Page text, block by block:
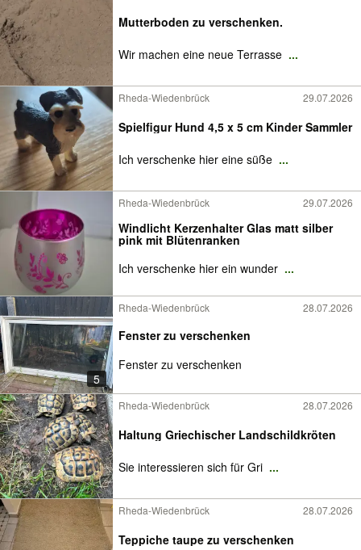
Mutterboden zu verschenken.
Wir machen eine neue Terrasse ...
Rheda-Wiedenbrück 29.07.2026
Spielfigur Hund 4,5 x 5 cm Kinder Sammler
Ich verschenke hier eine süße ...
Rheda-Wiedenbrück 29.07.2026
Windlicht Kerzenhalter Glas matt silber
pink mit Blütenranken
Ich verschenke hier ein wunder ...
5
Rheda-Wiedenbrück 28.07.2026
Fenster zu verschenken
Fenster zu verschenken
Rheda-Wiedenbrück 28.07.2026
Haltung Griechischer Landschildkröten
Sie interessieren sich für Gri ...
Rheda-Wiedenbrück 28.07.2026
Teppiche taupe zu verschenken